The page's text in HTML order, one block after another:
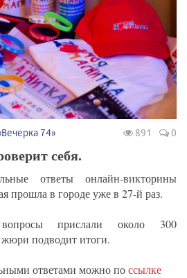
74» 891 0
себя.
ответы онлайн-викторины
прошла в городе уже в 27-й раз.
прислали около 300
подводит итоги.
ответами можно поссылке